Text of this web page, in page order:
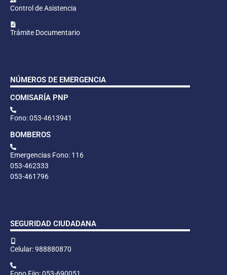
Control de Asistencia
Trámite Documentario
NÚMEROS DE EMERGENCIA
COMISARÍA PNP
Fono: 053-4613941
BOMBEROS
Emergencias Fono: 116
053-462333
053-461796
SEGURIDAD CIUDADANA
Celular: 988880870
Fono Fijo: 053-690051